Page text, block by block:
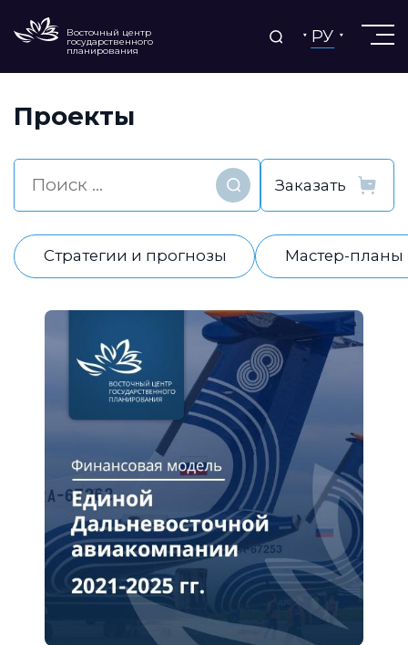
Восточный центр
государственного
планирования
РУ
Проекты
Найти
Стратегии и прогнозы Мастер-планы